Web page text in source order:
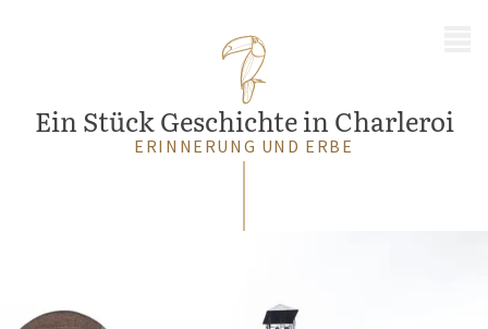
Ein Stück Geschichte in Charleroi
ERINNERUNG UND ERBE